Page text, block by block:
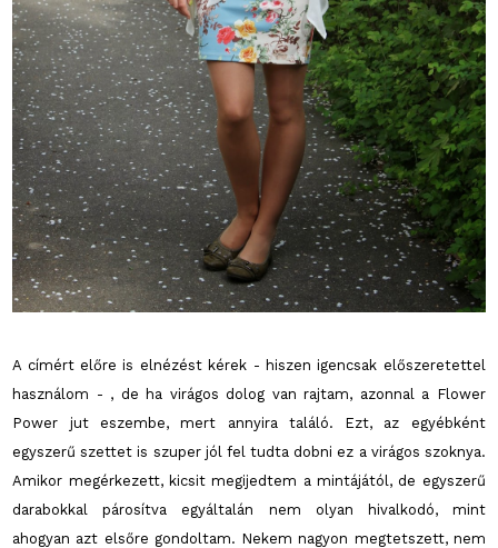
A címért előre is elnézést kérek - hiszen igencsak előszeretettel
használom - , de ha virágos dolog van rajtam, azonnal a Flower
Power jut eszembe, mert annyira találó. Ezt, az egyébként
egyszerű szettet is szuper jól fel tudta dobni ez a virágos szoknya.
Amikor megérkezett, kicsit megijedtem a mintájától, de egyszerű
darabokkal párosítva egyáltalán nem olyan hivalkodó, mint
ahogyan azt elsőre gondoltam. Nekem nagyon megtetszett, nem